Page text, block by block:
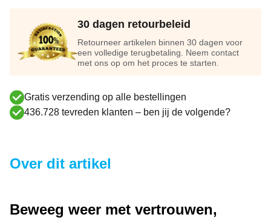
30 dagen retourbeleid
Retourneer artikelen binnen 30 dagen voor
een volledige terugbetaling. Neem contact
met ons op om het proces te starten.
Gratis verzending op alle bestellingen
436.728 tevreden klanten – ben jij de volgende?
Over dit artikel
Beweeg weer met vertrouwen,